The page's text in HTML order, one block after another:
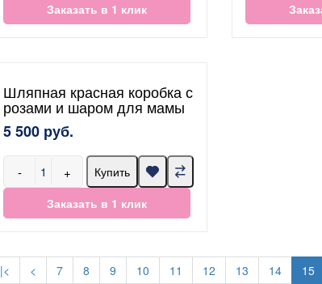
Заказать в 1 клик
Шляпная красная коробка с
розами и шаром для мамы
5 500 руб.
- +
Купить
Заказать в 1 клик
|< < 7 8 9 10 11 12 13 14 15